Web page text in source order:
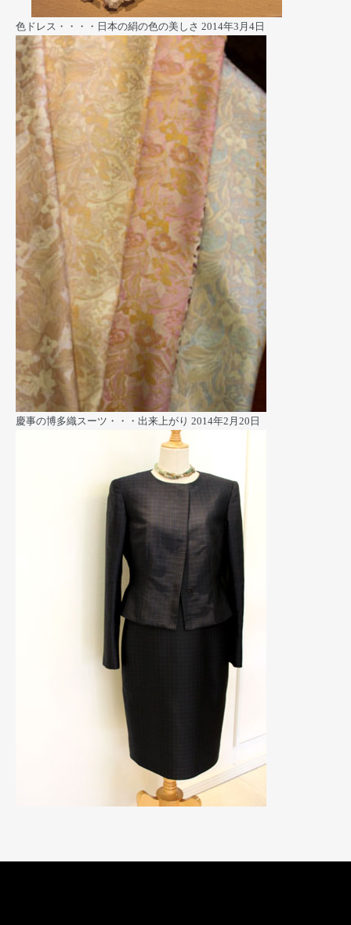
色ドレス・・・・日本の絹の色の美しさ 2014年3月4日
慶事の博多織スーツ・・・出来上がり 2014年2月20日